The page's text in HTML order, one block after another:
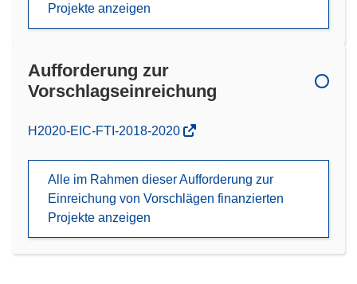
Projekte anzeigen
Aufforderung zur
Vorschlagseinreichung
(öffnet
Fenster)
H2020-EIC-FTI-2018-2020
Alle im Rahmen dieser Aufforderung zur
Einreichung von Vorschlägen finanzierten
Projekte anzeigen